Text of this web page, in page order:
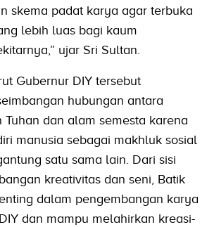
skema padat karya agar terbuka
lebih luas bagi kaum
ujar Sri Sultan.
Gubernur DIY tersebut
hubungan antara
Tuhan dan alam semesta karena
manusia sebagai makhluk sosial
satu sama lain. Dari sisi
kreativitas dan seni, Batik
dalam pengembangan karya
dan mampu melahirkan kreasi-